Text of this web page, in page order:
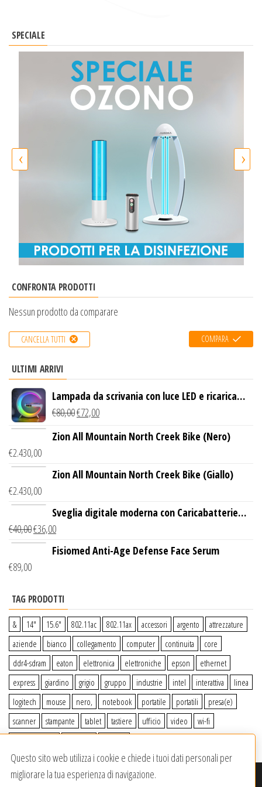
SPECIALE
‹ ›
CONFRONTA PRODOTTI
Nessun prodotto da comparare
CANCELLA TUTTI COMPARA
ULTIMI ARRIVI
Lampada da scrivania con luce LED e ricarica
wireless
€80,00€72,00
Zion All Mountain North Creek Bike (Nero)
€2.430,00
Zion All Mountain North Creek Bike (Giallo)
€2.430,00
Sveglia digitale moderna con Caricabatterie
Wireless Qi
€40,00€36,00
Fisiomed Anti-Age Defense Face Serum
€89,00
TAG PRODOTTI
& 14″ 15.6″ 802.11ac 802.11ax accessori argento
attrezzature
aziende
bianco collegamento computer continuita
core
ddr4-sdram
eaton elettronica elettroniche epson
ethernet
express
giardino grigio gruppo industrie intel interattiva
linea
logitech
mouse nero, notebook portatile portatili
presa(e)
scanner
stampante tablet tastiere ufficio video
wi-fi
© 2020-2023Wiiper Store. Tutti i diritti riservati
Questo sito web utilizza i cookie e chiede i tuoi dati personali per
migliorare la tua esperienza di navigazione.